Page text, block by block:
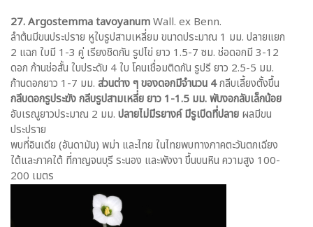
27. Argostemma tavoyanumWall. ex Benn.
ลำต้นมีขนประปราย หูใบรูปสามเหลี่ยม ขนาดประมาณ 1 มม. ปลายแยก
2 แฉก ใบมี 1-3 คู่ เรียงชิดกัน รูปไข่ ยาว 1.5-7 ซม. ช่อดอกมี 3-12
ดอก ก้านช่อสั้น ใบประดับ 4 ใบ โคนเชื่อมติดกัน รูปรี ยาว 2.5-5 มม.
ก้านดอกยาว 1-7 มม. ส่วนต่าง ๆ ของดอกมีจำนวน 4กลีบเลี้ยงตั้งขึ้น
กลีบดอกรูประฆัง กลีบรูปสามเหลี่ย ยาว 1-1.5 มม. พับงอกลับเล็กน้อย
อับเรณูยาวประมาณ 2 มม. ปลายไม่มีรยางค์ มีรูเปิดที่ปลาย ผลมีขน
ประปราย
พบที่อินเดีย (อันดามัน) พม่า และไทย ในไทยพบทางภาคตะวันตกเฉียง
ใต้และภาคใต้ ที่กาญจนบุรี ระนอง และพังงา ขึ้นบนหิน ความสูง 100-
200 เมตร